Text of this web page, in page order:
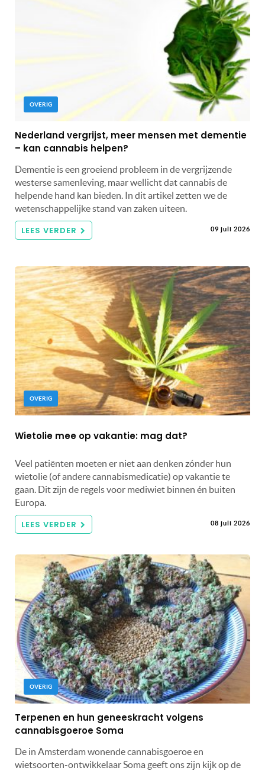
OVERIG
Nederland vergrijst, meer mensen met dementie
– kan cannabis helpen?
Dementie is een groeiend probleem in de vergrijzende
westerse samenleving, maar wellicht dat cannabis de
helpende hand kan bieden. In dit artikel zetten we de
wetenschappelijke stand van zaken uiteen.
LEES VERDER 09 juli 2026
OVERIG
Wietolie mee op vakantie: mag dat?
Veel patiënten moeten er niet aan denken zónder hun
wietolie (of andere cannabismedicatie) op vakantie te
gaan. Dit zijn de regels voor mediwiet binnen én buiten
Europa.
LEES VERDER 08 juli 2026
OVERIG
Terpenen en hun geneeskracht volgens
cannabisgoeroe Soma
De in Amsterdam wonende cannabisgoeroe en
wietsoorten-ontwikkelaar Soma geeft ons zijn kijk op de